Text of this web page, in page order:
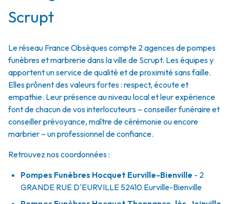
Scrupt
Le réseau France Obsèques compte 2 agences de pompes
funèbres et marbrerie dans la ville de Scrupt. Les équipes y
apportent un service de qualité et de proximité sans faille.
Elles prônent des valeurs fortes : respect, écoute et
empathie. Leur présence au niveau local et leur expérience
font de chacun de vos interlocuteurs – conseiller funéraire et
conseiller prévoyance, maître de cérémonie ou encore
marbrier – un professionnel de confiance.
Retrouvez nos coordonnées :
Pompes Funèbres Hocquet Eurville-Bienville - 2
GRANDE RUE D'EURVILLE 52410 Eurville-Bienville